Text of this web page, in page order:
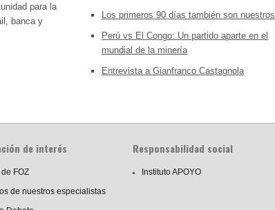
para la
banca y
Los primeros 90 días también son nuestros
Perú vs El Congo: Un partido aparte en el
mundial de la minería
Entrevista a Gianfranco Castagnola
de interés
FOZ
de nuestros especialistas
Responsabilidad social
Instituto APOYO